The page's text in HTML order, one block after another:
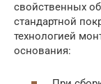
свойственных
стандартной
технологией
основания: